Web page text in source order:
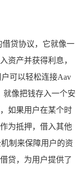
借贷协议，它就像一
资产并获得利息，
可以轻松连接Aav
就像把钱存入一个安
如果用户在某个时
为抵押，借入其他
制来保障用户的资
贷，为用户提供了